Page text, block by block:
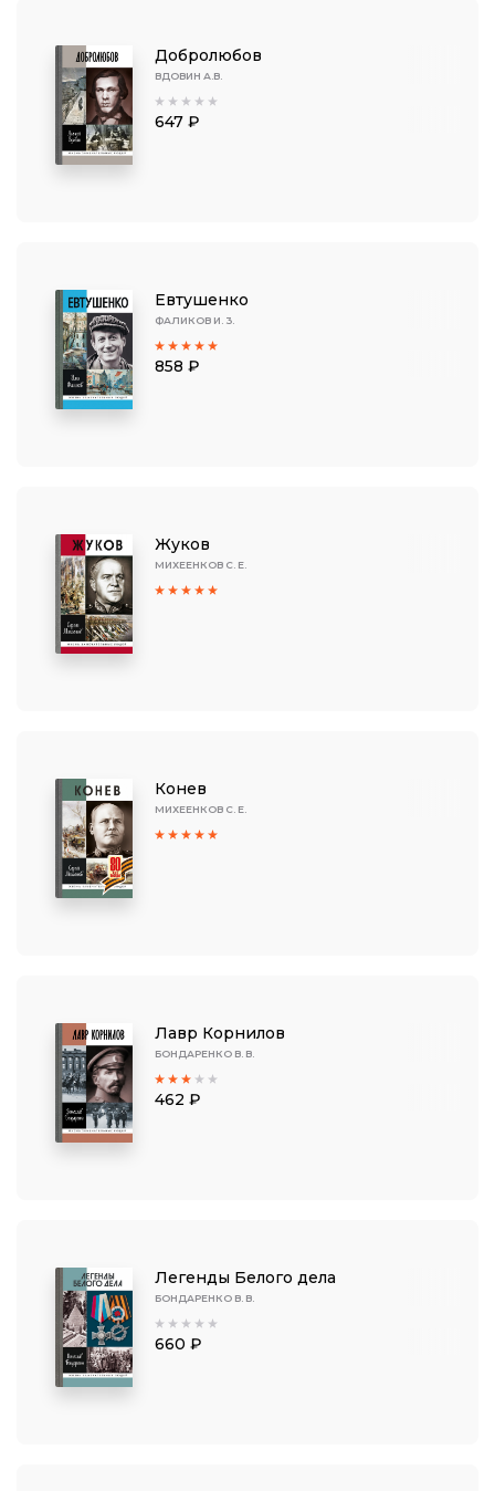
Добролюбов
ВДОВИН А.В.
647 ₽
Евтушенко
ФАЛИКОВ И. 3.
858 ₽
Жуков
МИХЕЕНКОВ С. Е.
Конев
МИХЕЕНКОВ С. Е.
Лавр Корнилов
БОНДАРЕНКО В. В.
462 ₽
Легенды Белого дела
БОНДАРЕНКО В. В.
660 ₽